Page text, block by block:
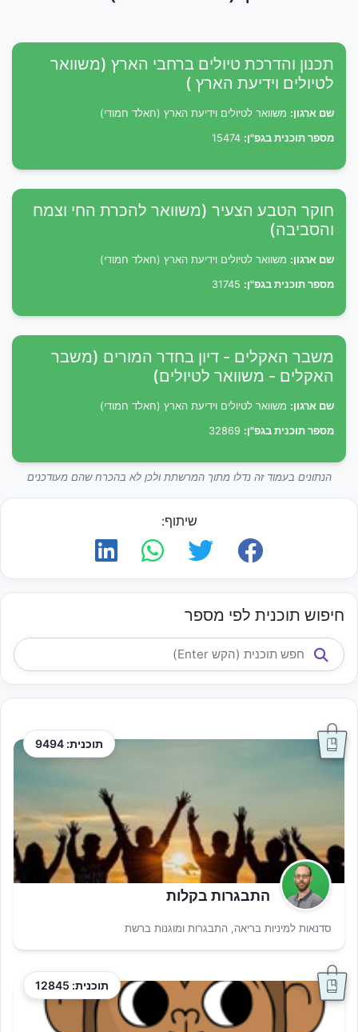
תכנון והדרכת טיולים ברחבי הארץ (משוואר
לטיולים וידיעת הארץ )
שם ארגון: משוואר לטיולים וידיעת הארץ (חאלד חמודי)
מספר תוכנית בגפ"ן:
חוקר הטבע הצעיר (משוואר להכרת החי וצמח
והסביבה)
שם ארגון: משוואר לטיולים וידיעת הארץ (חאלד חמודי)
מספר תוכנית בגפ"ן:
משבר האקלים - דיון בחדר המורים (משבר
האקלים - משוואר לטיולים)
שם ארגון: משוואר לטיולים וידיעת הארץ (חאלד חמודי)
מספר תוכנית בגפ"ן:
הנתונים בעמוד זה נדלו מתוך המרשתת ולכן לא בהכרח שהם מעודכנים
שיתוף:
חיפוש תוכנית לפי מספר
תוכנית: 9494
התבגרות בקלות
סדנאות למיניות בריאה, התבגרות ומוגנות ברשת
תוכנית: 12845